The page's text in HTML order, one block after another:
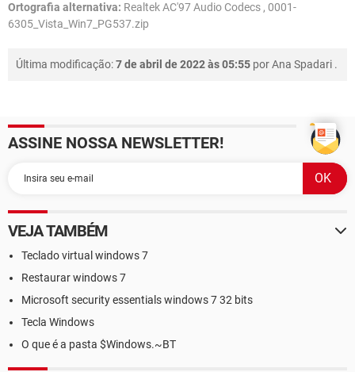
Ortografia alternativa: Realtek AC'97 Audio Codecs , 0001-
6305_Vista_Win7_PG537.zip
Última modificação:7 de abril de 2022 às 05:55 porAna Spadari .
ASSINE NOSSA NEWSLETTER!
VEJA TAMBÉM
Teclado virtual windows 7
Restaurar windows 7
Microsoft security essentials windows 7 32 bits
Tecla Windows
O que é a pasta $Windows.~BT